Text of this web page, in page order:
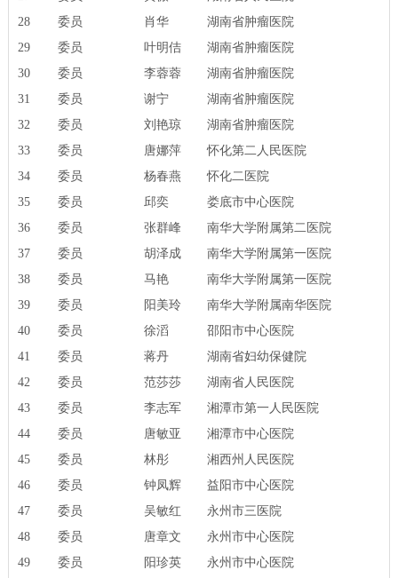
28
委员 肖华
湖南省肿瘤医院
29
委员 叶明佶
湖南省肿瘤医院
30
委员 李蓉蓉
湖南省肿瘤医院
31
委员 谢宁
湖南省肿瘤医院
32
委员 刘艳琼
湖南省肿瘤医院
33
委员 唐娜萍
怀化第二人民医院
34
委员 杨春燕
怀化二医院
35
委员 邱奕
娄底市中心医院
36
委员 张群峰
南华大学附属第二医院
37
委员 胡泽成
南华大学附属第一医院
38
委员 马艳
南华大学附属第一医院
39
委员 阳美玲
南华大学附属南华医院
40
委员 徐滔
邵阳市中心医院
41
委员 蒋丹
湖南省妇幼保健院
42
委员 范莎莎
湖南省人民医院
43
委员 李志军
湘潭市第一人民医院
44
委员 唐敏亚
湘潭市中心医院
45
委员 林彤
湘西州人民医院
46
委员 钟凤辉
益阳市中心医院
47
委员 吴敏红
永州市三医院
48
委员 唐章文
永州市中心医院
49
委员 阳珍英
永州市中心医院